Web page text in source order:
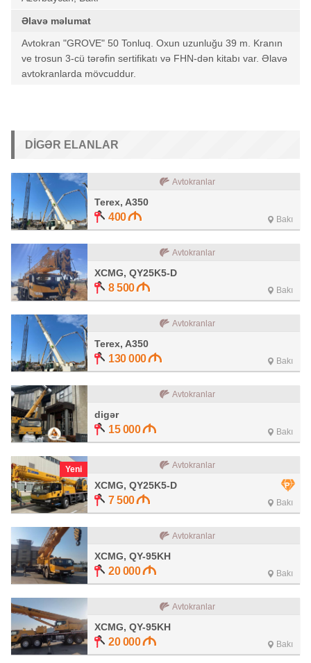
Əlavə məlumat
Avtokran "GROVE" 50 Tonluq. Oxun uzunluğu 39 m. Kranın
ve trosun 3-cü tərəfin sertifikatı və FHN-dən kitabı var. Əlavə
avtokranlarda mövcuddur.
DIGƏR ELANLAR
Avtokranlar
Terex, A350
400 Bakı
Avtokranlar
XCMG, QY25K5-D
8 500 Bakı
Avtokranlar
Terex, A350
130 000 Bakı
Avtokranlar
digər
15 000 Bakı
Yeni Avtokranlar
XCMG, QY25K5-D
7 500 Bakı
Avtokranlar
XCMG, QY-95KH
20 000 Bakı
Avtokranlar
XCMG, QY-95KH
20 000 Bakı